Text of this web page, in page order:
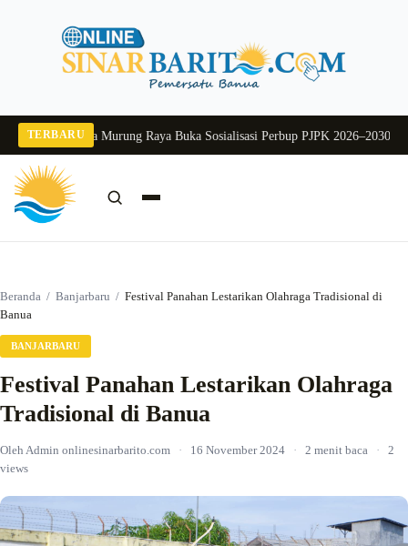
TERBARU
Pj Sekda Murung Raya Buka Sosialisasi Perbup PJPK 2026–2030Dukung
Beranda / Banjarbaru / Festival Panahan Lestarikan Olahraga Tradisional di
Banua
BANJARBARU
Festival Panahan Lestarikan Olahraga
Tradisional di Banua
Oleh Admin onlinesinarbarito.com · 16 November 2024 · 2 menit baca ·
2
views